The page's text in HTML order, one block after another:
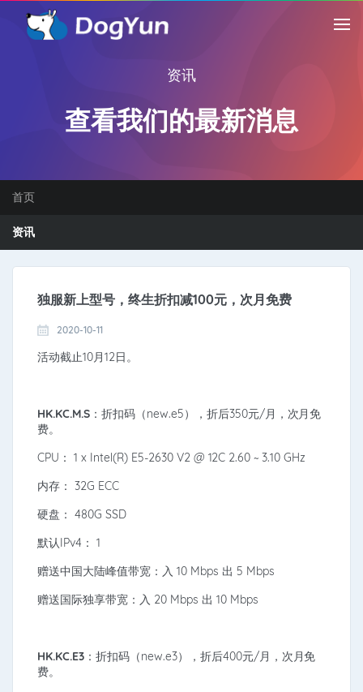
资讯
查看我们的最新消息
首页
资讯
独服新上型号，终生折扣减100元，次月免费
2020-10-11
活动截止10月12日。
HK.KC.M.S：折扣码（new.e5），折后350元/月，次月免
费。
CPU： 1 x Intel(R) E5-2630 V2 @ 12C 2.60 ~ 3.10 GHz
内存： 32G ECC
硬盘： 480G SSD
默认IPv4： 1
赠送中国大陆峰值带宽：入 10 Mbps 出 5 Mbps
赠送国际独享带宽：入 20 Mbps 出 10 Mbps
HK.KC.E3：折扣码（new.e3），折后400元/月，次月免
费。